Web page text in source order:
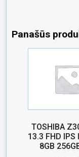
Panašūs
TOSHIBA
13.3 FHD IPS
8GB